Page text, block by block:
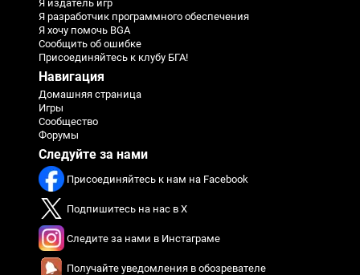
Я издатель игр
Я разработчик программного обеспечения
Я хочу помочь BGA
Сообщить об ошибке
Присоединяйтесь к клубу БГА!
Навигация
Домашняя страница
Игры
Сообщество
Форумы
Следуйте за нами
Присоединяйтесь к нам на Facebook
Подпишитесь на нас в X
Следите за нами в Инстаграме
Получайте уведомления в обозревателе